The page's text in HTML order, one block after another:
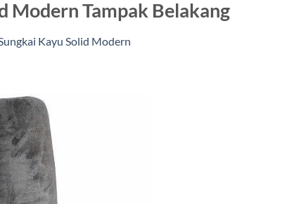
Modern Tampak Belakang
Kayu Solid Modern